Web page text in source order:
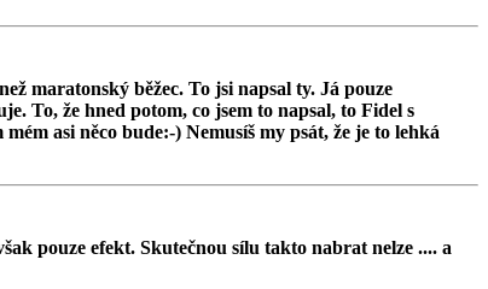
maratonský běžec. To jsi napsal ty. Já pouze
To, že hned potom, co jsem to napsal, to Fidel s
asi něco bude:-) Nemusíš my psát, že je to lehká
pouze efekt. Skutečnou sílu takto nabrat nelze .... a